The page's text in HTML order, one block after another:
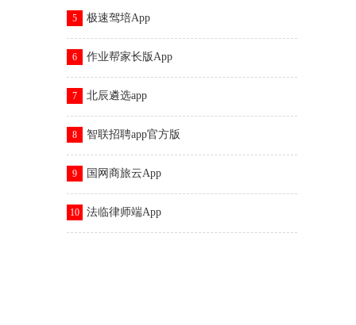
5 极速驾培App
6 作业帮家长版App
7 北辰遴选app
8 智联招聘app官方版
9 国网商旅云App
10 法临律师端App